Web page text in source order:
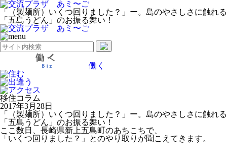
「（製麺所）いくつ回りました？」ー。島のやさしさに触れる
「五島うどん」のお振る舞い！
働く
住む
出逢う
アクセス
移住コラム
2017年3月28日
「（製麺所）いくつ回りました？」ー。島のやさしさに触れる
「五島うどん」のお振る舞い！
ここ数日、長崎県新上五島町のあちこちで、
「いくつ回りました？」とのやり取りが聞こえてきます。